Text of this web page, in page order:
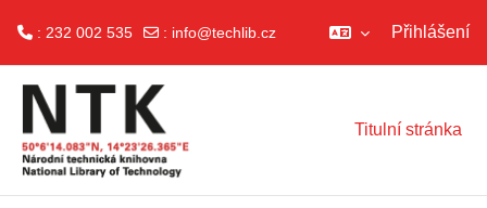
: 232 002 535 : info@techlib.cz Přihlášení
Titulní stránka